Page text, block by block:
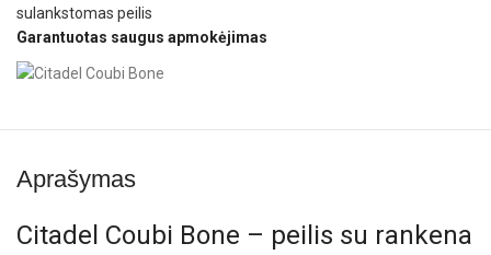
sulankstomas peilis
Garantuotas saugus apmokėjimas
Aprašymas
Citadel Coubi Bone – peilis su rankena